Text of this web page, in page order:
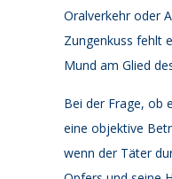
Oralverkehr oder
Zungenkuss fehlt
Mund am Glied
Bei der Frage, ob
eine objektive
wenn der Täter